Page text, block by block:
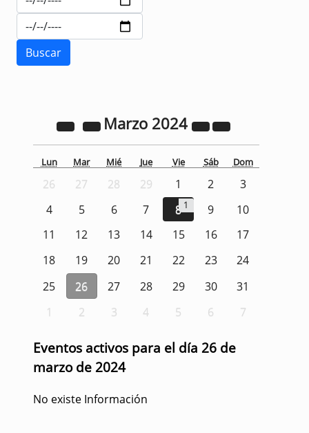
Marzo 2024
Lun Mar Mié Jue Vie Sáb Dom
26 27 28 29 1 2
3
4
5 6 7 8 1 9
10
11
12 13 14 15 16
17
18
19 20 21 22 23
24
25
26 27 28 29 30
31
1
2 3 4 5 6 7
Eventos activos para el día 26 de
marzo de 2024
No existe Información